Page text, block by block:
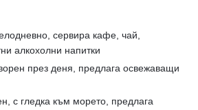
сервира кафе, чай,
алкохолни напитки
през деня, предлага освежаващи
с гледка към морето, предлага